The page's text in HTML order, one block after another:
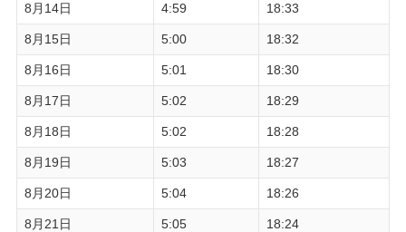
8月14日 4:59 18:33
8月15日 5:00 18:32
8月16日 5:01 18:30
8月17日 5:02 18:29
8月18日 5:02 18:28
8月19日 5:03 18:27
8月20日 5:04 18:26
8月21日 5:05 18:24